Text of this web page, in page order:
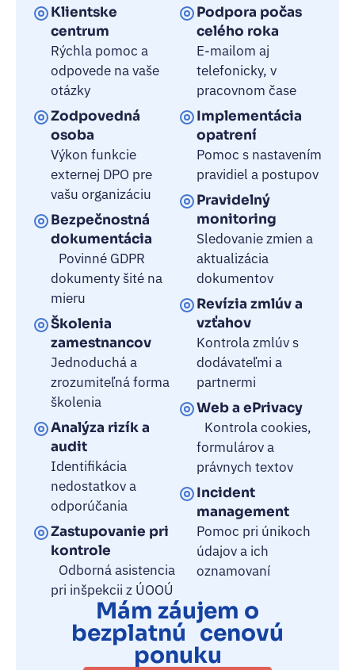
Klientske
centrum
Rýchla pomoc a
odpovede na vaše
otázky
Zodpovedná
osoba
Výkon funkcie
externej DPO pre
vašu organizáciu
Bezpečnostná
dokumentácia
Povinné GDPR
dokumenty šité na
mieru
Školenia
zamestnancov
Jednoduchá a
zrozumiteľná forma
školenia
Analýza rizík a
audit
Identifikácia
nedostatkov a
odporúčania
Zastupovanie pri
kontrole
Odborná asistencia
pri inšpekcii z ÚOOÚ
Podpora počas
celého roka
E-mailom aj
telefonicky, v
pracovnom čase
Implementácia
opatrení
Pomoc s nastavením
pravidiel a postupov
Pravidelný
monitoring
Sledovanie zmien a
aktualizácia
dokumentov
Revízia zmlúv a
vzťahov
Kontrola zmlúv s
dodávateľmi a
partnermi
Web a ePrivacy
Kontrola cookies,
formulárov a
právnych textov
Incident
management
Pomoc pri únikoch
údajov a ich
oznamovaní
Mám záujem o
bezplatnú cenovú
ponuku